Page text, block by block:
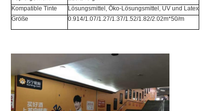
Kompatible Tinte
Lösungsmittel, Öko-Lösungsmittel, UV und Latex
Größe
0.914/1.07/1.27/1.37/1.52/1.82/2.02m*50/m